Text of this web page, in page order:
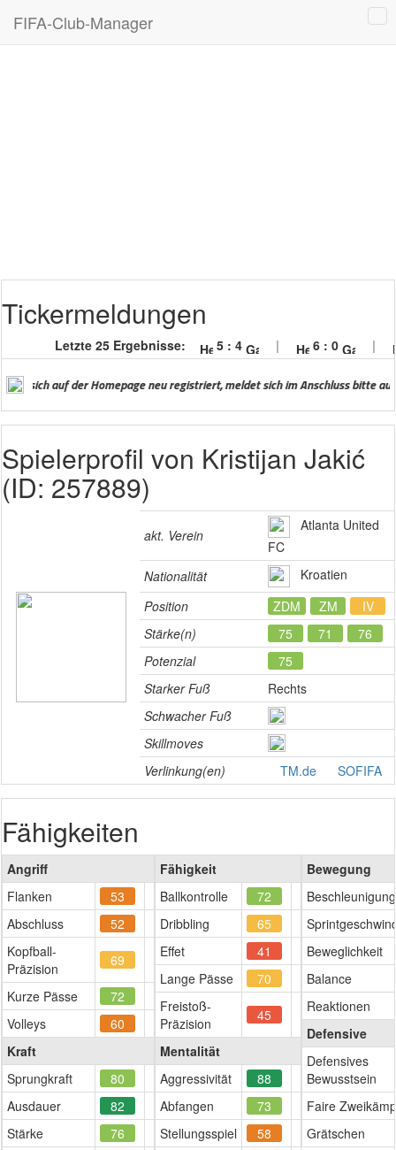
FIFA-Club-Manager
Tickermeldungen
Letzte 25 Ergebnisse: 5:4 6:0
sich auf der Homepage neu registriert, meldet sich im Anschluss bitte auf
Spielerprofil von Kristijan Jakić
(ID: 257889)
akt. Verein
Atlanta United
FC
Nationalität
Kroatien
Position
ZDM ZM
IV
Stärke(n)
75 71
76
Potenzial
75
Starker Fuß
Rechts
Schwacher Fuß
Skillmoves
Verlinkung(en)
TM.de SOFIFA
Fähigkeiten
Angriff
Flanken
53
Abschluss
52
Kopfball-
Präzision
69
Kurze Pässe
72
Volleys
60
Kraft
Sprungkraft
80
Ausdauer
82
Stärke
76
Fähigkeit
Ballkontrolle
72
Dribbling
65
Effet
41
Lange Pässe
70
Freistoß-
Präzision
45
Mentalität
Aggressivität
88
Abfangen
73
Stellungsspiel
58
Bewegung
Beschleunigung
Beweglichkeit
Balance
Reaktionen
Defensive
Defensives
Bewusstsein
Faire
Grätschen